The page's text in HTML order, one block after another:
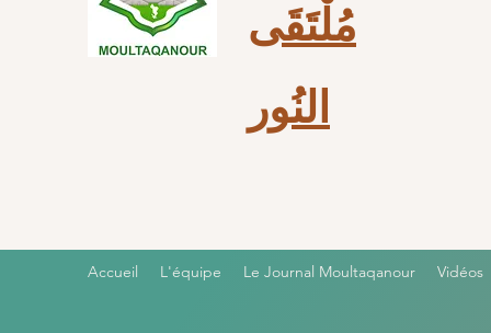
مُلْتَقَى
النُور
Accueil L'équipe Le Journal Moultaqanour Vidéos